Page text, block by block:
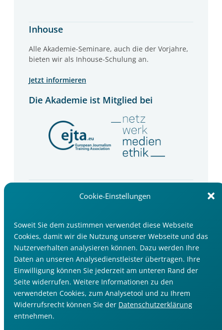
Cookie-Einstellungen
Soweit Sie dem zustimmen verwendet diese Webseite
Cookies, damit wir die Nutzung unserer Webseite und das
Nutzerverhalten analysieren können. Dazu werden Ihre
Daten an unseren Analysedienstleister übertragen. Ihre
Einwilligung können Sie jederzeit am unteren Rand der
Seite widerrufen. Weitere Informationen zu den
verwendeten Cookies, zum Analysetool und zu Ihrem
Widerrufsrecht können Sie der Datenschutzerklärung
entnehmen.
Inhouse
Alle Akademie-Seminare, auch die der Vorjahre,
bieten wir als Inhouse-Schulung an.
Jetzt informieren
Die Akademie ist Mitglied bei
Jetzt anmelden
Datenschutzerklärung